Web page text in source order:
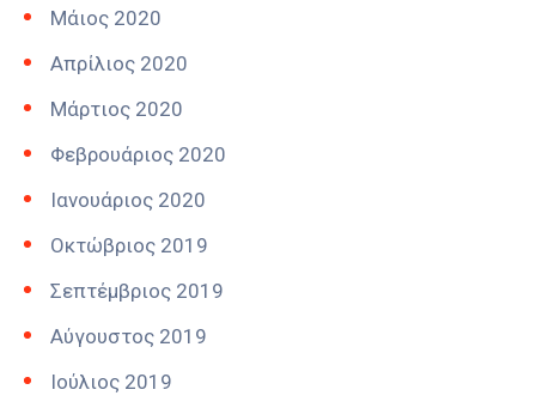
Μάιος 2020
Απρίλιος 2020
Μάρτιος 2020
Φεβρουάριος 2020
Ιανουάριος 2020
Οκτώβριος 2019
Σεπτέμβριος 2019
Αύγουστος 2019
Ιούλιος 2019